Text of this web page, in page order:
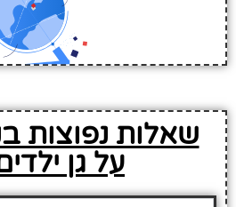
שאלות נפוצות
על גן